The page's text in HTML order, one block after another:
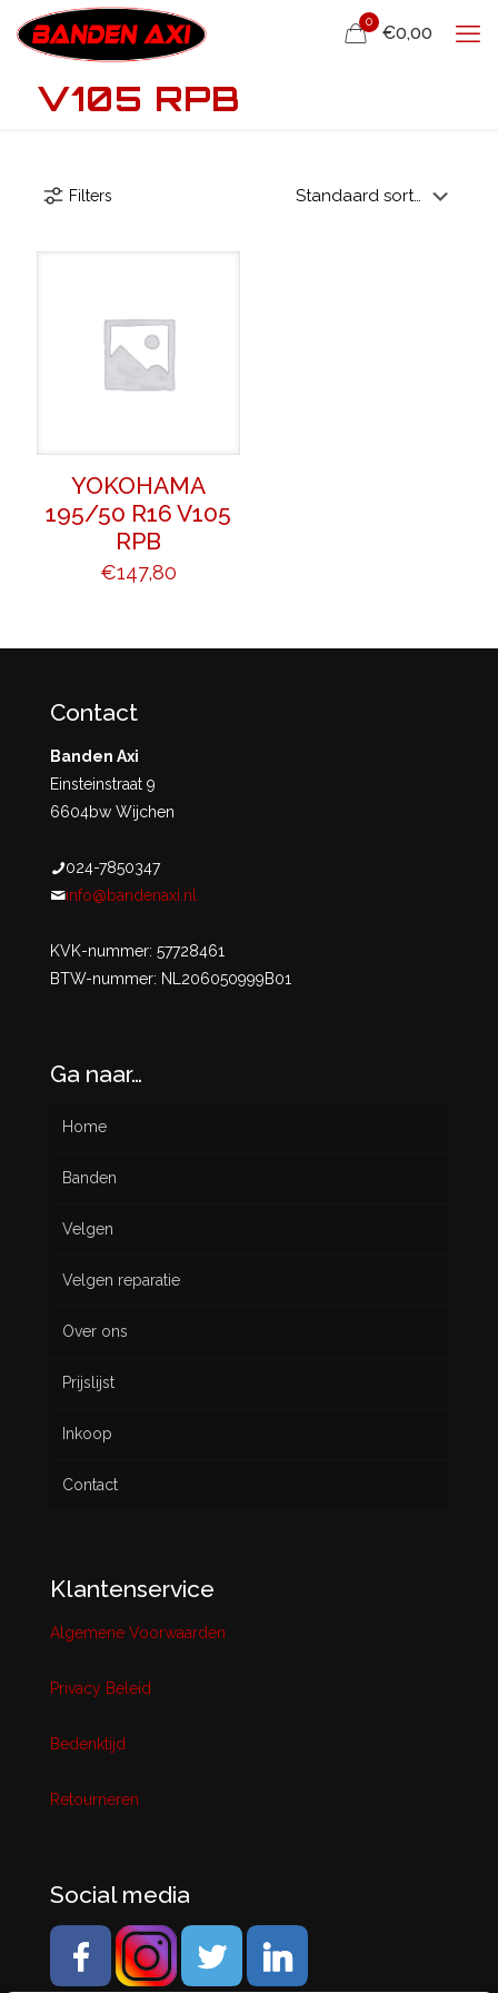
0
€0,00
V105 RPB
Filters
YOKOHAMA
195/50 R16 V105
RPB
€147,80
Contact
Banden Axi
Einsteinstraat 9
6604bw Wijchen
024-7850347
info@bandenaxi.nl
KVK-nummer: 57728461
BTW-nummer: NL206050999B01
Ga naar…
Home
Banden
Nieuw
Gebruikt
Velgen
Velgen reparatie
Over ons
Prijslijst
Inkoop
Contact
Klantenservice
Algemene Voorwaarden
Privacy Beleid
Bedenktijd
Retourneren
Social media